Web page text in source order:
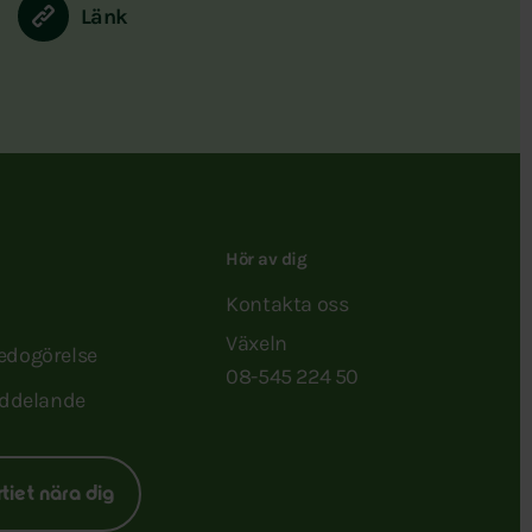
Länk
nära dig
Hör av dig
Kontakta oss
Växeln
08-545 224 50